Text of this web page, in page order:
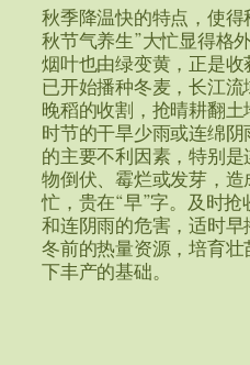
秋季降温快的特点，使
秋节气养生”大忙显得格
烟叶也由绿变黄，正是
已开始播种冬麦，长江
晚稻的收割，抢晴耕翻
时节的干旱少雨或连绵
的主要不利因素，特别
物倒伏、霉烂或发芽，
忙，贵在“早”字。及时
和连阴雨的危害，适时
冬前的热量资源，培育
下丰产的基础。